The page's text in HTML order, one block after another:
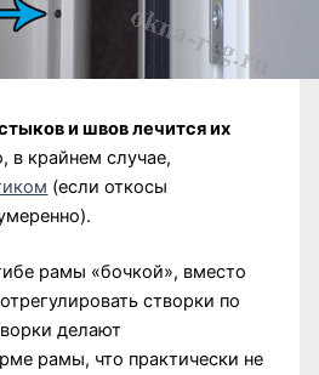
и швов лечится их
в крайнем случае,
(если откосы
рамы «бочкой», вместо
створки по
делают
рамы, что практически не